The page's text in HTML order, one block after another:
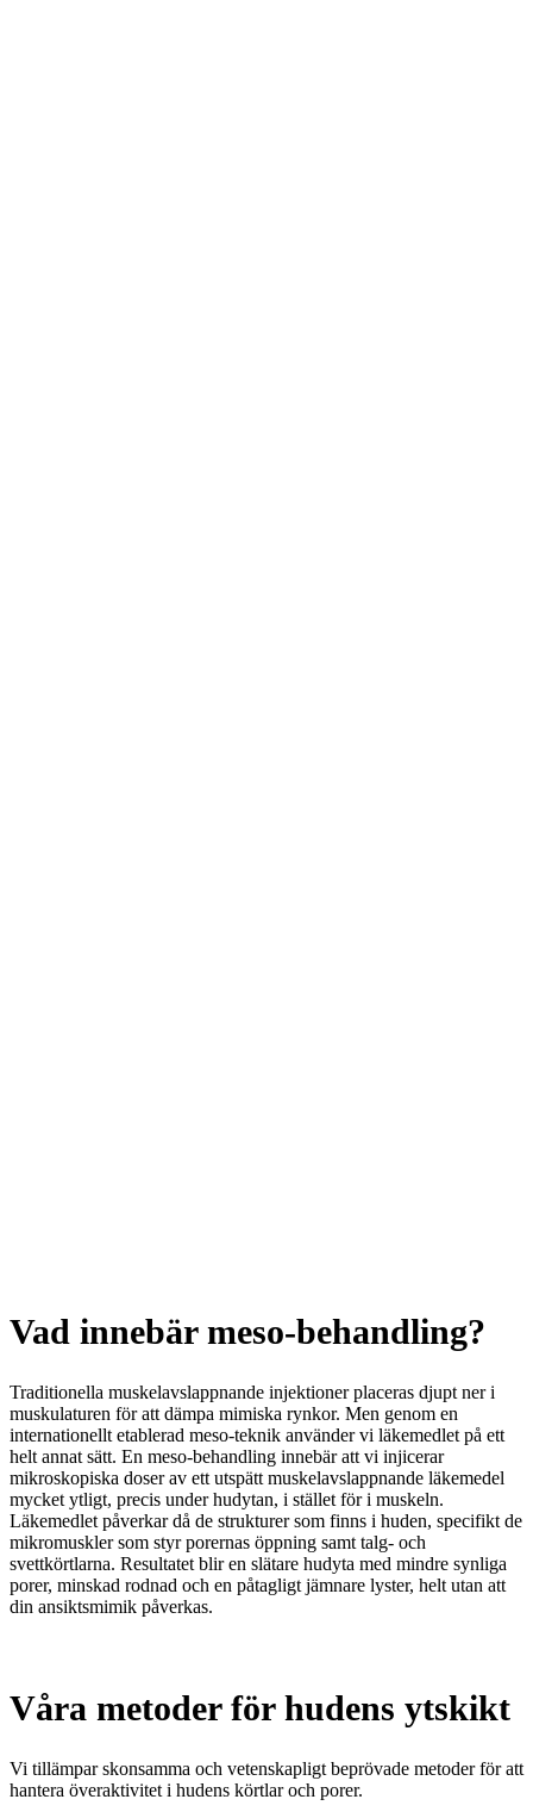
Vad innebär meso-behandling?
Traditionella muskelavslappnande injektioner placeras djupt ner i
muskulaturen för att dämpa mimiska rynkor. Men genom en
internationellt etablerad meso-teknik använder vi läkemedlet på ett
helt annat sätt. En meso-behandling innebär att vi injicerar
mikroskopiska doser av ett utspätt muskelavslappnande läkemedel
mycket ytligt, precis under hudytan, i stället för i muskeln.
Läkemedlet påverkar då de strukturer som finns i huden, specifikt de
mikromuskler som styr porernas öppning samt talg- och
svettkörtlarna. Resultatet blir en slätare hudyta med mindre synliga
porer, minskad rodnad och en påtagligt jämnare lyster, helt utan att
din ansiktsmimik påverkas.
Våra metoder för hudens ytskikt
Vi tillämpar skonsamma och vetenskapligt beprövade metoder för att
hantera överaktivitet i hudens körtlar och porer.